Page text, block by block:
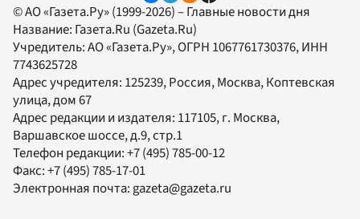
© АО «Газета.Ру» (1999-2026) – Главные новости дня
Название: Газета.Ru (Gazeta.Ru)
Учредитель:АО «Газета.Ру», ОГРН 1067761730376, ИНН
7743625728
Адрес учредителя: 125239, Россия, Москва, Коптевская
улица, дом 67
Адрес редакции и издателя: 117105, г. Москва,
Варшавское шоссе, д.9, стр.1
Телефон редакции:+7 (495) 785-00-12
Факс:+7 (495) 785-17-01
Электронная почта:gazeta@gazeta.ru